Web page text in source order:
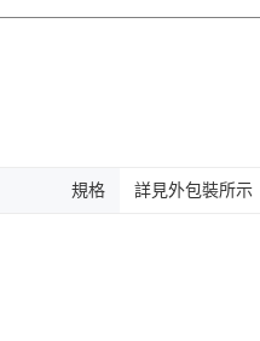
規格 詳見外包裝所示